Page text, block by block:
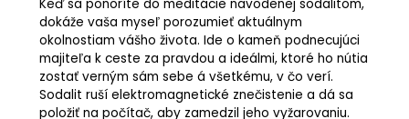
Keď sa ponoríte do meditácie navodenej sodalitom,
dokáže vaša myseľ porozumieť aktuálnym
okolnostiam vášho života. Ide o kameň podnecujúci
majiteľa k ceste za pravdou a ideálmi, ktoré ho nútia
zostať verným sám sebe á všetkému, v čo verí.
Sodalit ruší elektromagnetické znečistenie a dá sa
položiť na počítač, aby zamedzil jeho vyžarovaniu.